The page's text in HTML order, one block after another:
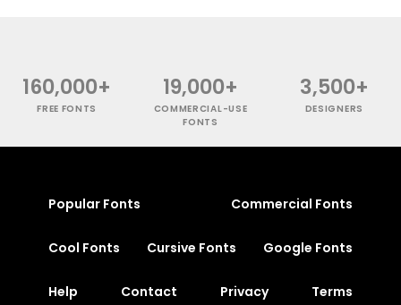
160,000+
FREE FONTS
19,000+
COMMERCIAL-USE
FONTS
3,500+
DESIGNERS
Popular Fonts Commercial Fonts
Cool Fonts Cursive Fonts Google Fonts
Help Contact Privacy Terms